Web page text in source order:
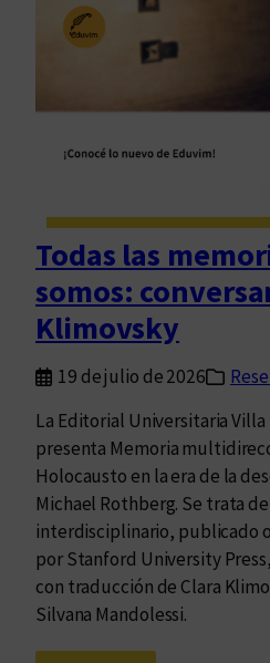
i
m
b
c
a
s
c
a
r
a
d
e
l
p
r
i
s
m
a
Todas las
somos:
Klimovsky
19 de julio de 2026
La Editorial Universitaria
presenta Memoria
Holocausto en la era de la
Michael Rothberg. Se trata
interdisciplinario, publicado
por Stanford University
con traducción de Clara
Silvana Mandolessi.